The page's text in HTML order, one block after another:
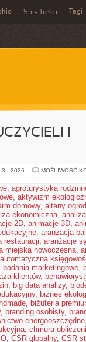
Spis Treści Tagi
I
3 - 2026
MOŻLIWOŚĆ
, agroturystyka
, aktywizm
domowy, altany
ekonomiczna,
2D, animacje 3D,
, aranżacja
restauracji, aranżacje
miejska nowoczesna,
automatyczna
badania marketingowe,
klientów,
, big data analizy,
, biznes
, biżuteria
, branding osobisty,
energooszczędne
, chmura
, CSR globalny, CSR